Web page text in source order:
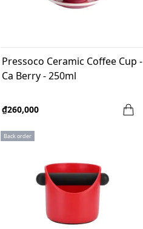
Pressoco Ceramic Coffee Cup -
Ca Berry - 250ml
₫260,000
Back order